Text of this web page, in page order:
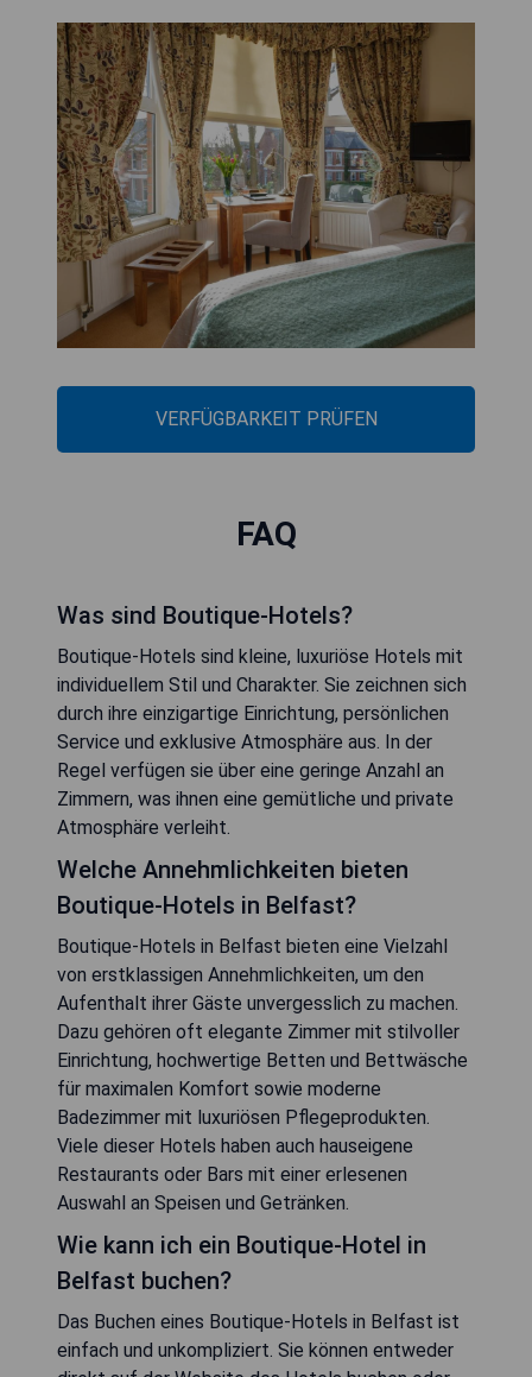
VERFÜGBARKEIT PRÜFEN
FAQ
Was sind Boutique-Hotels?
Boutique-Hotels sind kleine, luxuriöse Hotels mit
individuellem Stil und Charakter. Sie zeichnen sich
durch ihre einzigartige Einrichtung, persönlichen
Service und exklusive Atmosphäre aus. In der
Regel verfügen sie über eine geringe Anzahl an
Zimmern, was ihnen eine gemütliche und private
Atmosphäre verleiht.
Welche Annehmlichkeiten bieten
Boutique-Hotels in Belfast?
Boutique-Hotels in Belfast bieten eine Vielzahl
von erstklassigen Annehmlichkeiten, um den
Aufenthalt ihrer Gäste unvergesslich zu machen.
Dazu gehören oft elegante Zimmer mit stilvoller
Einrichtung, hochwertige Betten und Bettwäsche
für maximalen Komfort sowie moderne
Badezimmer mit luxuriösen Pflegeprodukten.
Viele dieser Hotels haben auch hauseigene
Restaurants oder Bars mit einer erlesenen
Auswahl an Speisen und Getränken.
Wie kann ich ein Boutique-Hotel in
Belfast buchen?
Das Buchen eines Boutique-Hotels in Belfast ist
einfach und unkompliziert. Sie können entweder